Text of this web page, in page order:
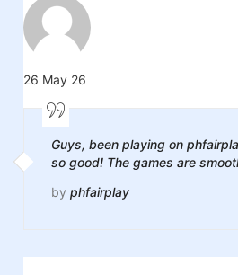
26 May 26
Guys, been playing on
so good! The games are
by phfairplay